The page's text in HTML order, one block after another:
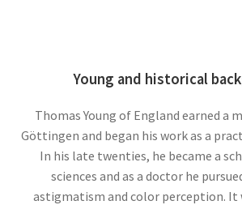
た】
アイナー・ヘルツシュプ
‗【H‐R図で恒星を整理して星の明るさと
Young and historical
Thomas Young of England earned a
Göttingen and began his work as a
In his late twenties, he became a
sciences and as a doctor he
astigmatism and color perception. It